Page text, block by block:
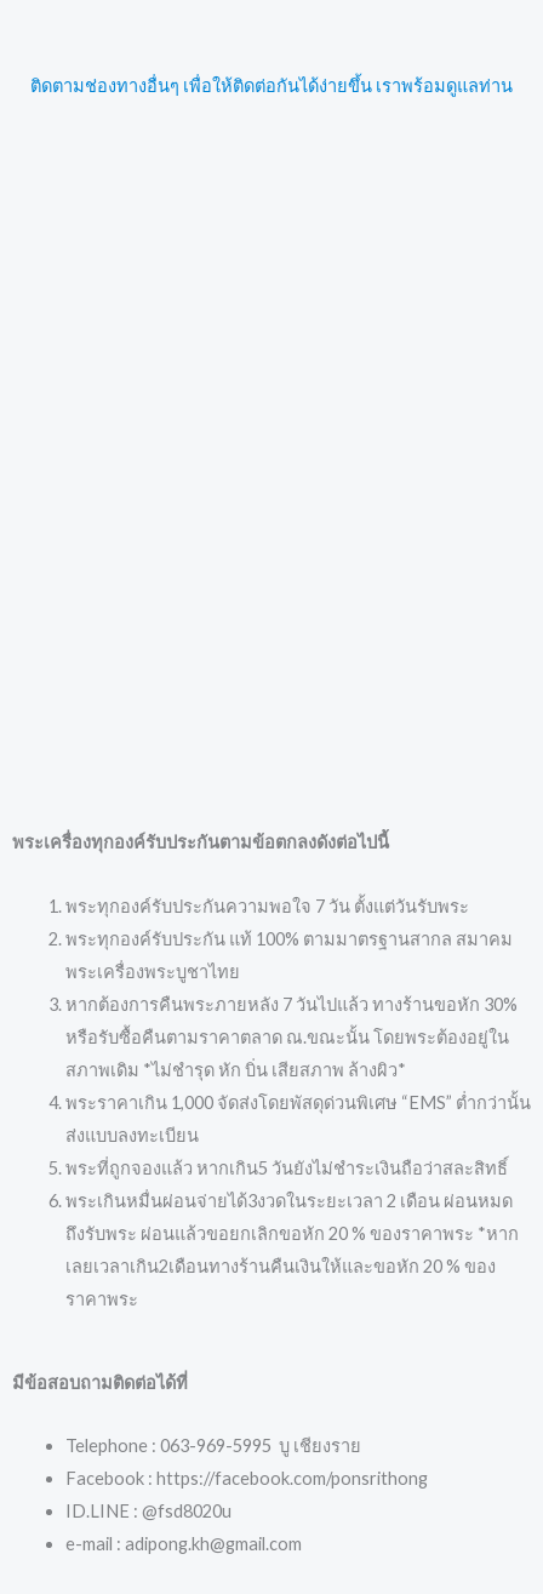
ติดตามช่องทางอื่นๆ เพื่อให้ติดต่อกันได้ง่ายขึ้น เราพร้อมดูแลท่าน
พระเครื่องทุกองค์รับประกันตามข้อตกลงดังต่อไปนี้
พระทุกองค์รับประกันความพอใจ 7 วัน ตั้งแต่วันรับพระ
พระทุกองค์รับประกัน แท้ 100% ตามมาตรฐานสากล สมาคม
พระเครื่องพระบูชาไทย
หากต้องการคืนพระภายหลัง 7 วันไปแล้ว ทางร้านขอหัก 30%
หรือรับซื้อคืนตามราคาตลาด ณ.ขณะนั้น โดยพระต้องอยู่ใน
สภาพเดิม *ไม่ชำรุด หัก บิ่น เสียสภาพ ล้างผิว*
พระราคาเกิน 1,000 จัดส่งโดยพัสดุด่วนพิเศษ “EMS” ต่ำกว่านั้น
ส่งแบบลงทะเบียน
พระที่ถูกจองแล้ว หากเกิน5 วันยังไม่ชำระเงินถือว่าสละสิทธิ์
พระเกินหมื่นผ่อนจ่ายได้3งวดในระยะเวลา 2 เดือน ผ่อนหมด
ถึงรับพระ ผ่อนแล้วขอยกเลิกขอหัก 20 % ของราคาพระ *หาก
เลยเวลาเกิน2เดือนทางร้านคืนเงินให้และขอหัก 20 % ของ
ราคาพระ
มีข้อสอบถามติดต่อได้ที่
Telephone : 063-969-5995 บู เชียงราย
Facebook : https://facebook.com/ponsrithong
ID.LINE : @fsd8020u
e-mail : adipong.kh@gmail.com